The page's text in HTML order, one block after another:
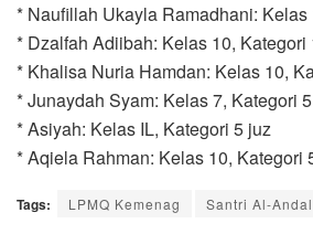
* Naufillah Ukayla Ramadhani:
* Dzalfah Adiibah: Kelas 10, Kategori
* Khalisa Nuria Hamdan: Kelas 10,
* Junaydah Syam: Kelas 7, Kategori
* Asiyah: Kelas IL, Kategori 5 juz
* Aqiela Rahman: Kelas 10, Kategori
Tags: LPMQ Kemenag Santri Al-